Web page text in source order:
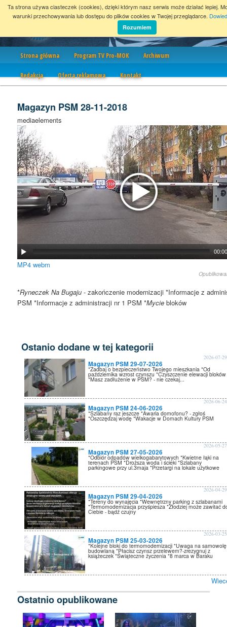
Strona główna Program TV Pro-MOK Archiwum
Redakcja Oferta reklamowa Kontakt
Magazyn PSM 28-11-2018
mediaelements
MP4 webm
*Ryneczek Na Bugaju - zakończenie modernizacji *Informacje z
PSM *Informacje z administracji nr 1 PSM *Mycie bloków
Ostanio dodane w tej kategorii
Magazyn PSM 29-07-2026
2026-07-29
*Zadbaj o bezpieczeństwo Twojego mieszkania *Od
października wzrost czynszu *Czyszczenie elewacji bloków
*Masz zadłużenie w PSM? - nie czekaj...
Magazyn PSM 24-06-2026
2026-06-24
*Szlabany raz jeszcze *Awaria domofonu? - zgłoś
*Oszczędzaj wodę *Wakacje w Domach Kultury PSM
Magazyn PSM 27-05-2026
2026-05-27
*Odbiór odpadów wielkogabarytowych *Kwietne łąki na
terenach PSM *Droższa woda i ścieki *Szlabany
parkingowe przy ul.3maja *Przetargi na lokale użytkowe
Magazyn PSM 29-04-2026
2026-04-29
*Tereny do wynajęcia *Wewnętrzny parking z szlabanami
*Termomodernizacja przyśpiesza *Złodziej może zawitać
Ciebie - bądź czujny
Magazyn PSM 25-03-2026
2026-03-25
*Kolejne bloki do termomodernizacji *Uwaga na samowolę
budowlaną *Płacisz czynsz przelewem?-zrezygnuj z
książeczek *Świąteczne życzenia *8 marca w Baraku
Ostatnio opublikowane
Ta strona używa ciasteczek (cookies), dzięki którym nasz serwis może działać lepiej.
warunki przechowywania lub dostępu do plików cookies w Twojej przeglądarce.
Rozumiem